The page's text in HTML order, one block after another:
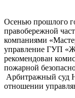
Осенью прошлого
правобережной
компаниями
управление ГУП
рекомендован
пожарной
Арбитражный суд
отношении